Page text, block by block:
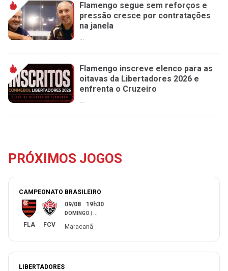
Flamengo segue sem reforços e
pressão cresce por contratações
na janela
...
Flamengo inscreve elenco para as
oitavas da Libertadores 2026 e
enfrenta o Cruzeiro
PRÓXIMOS JOGOS
CAMPEONATO BRASILEIRO
FLA FCV
09/08 19h30
DOMINGO
Maracanã
LIBERTADORES